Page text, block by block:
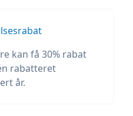
kan få 30% rabat
rabatteret
år.